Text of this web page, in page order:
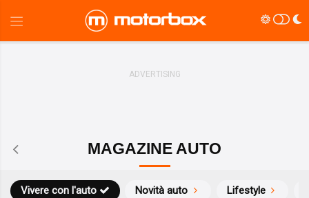
MAGAZINE AUTO
Novità auto
Vivere con l'auto Lifestyle